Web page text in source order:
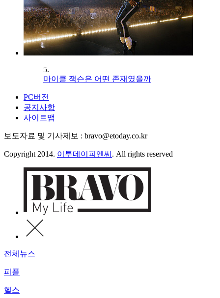
5.
마이클 잭슨은 어떤 존재였을까
PC버전
공지사항
사이트맵
보도자료 및 기사제보 : bravo@etoday.co.kr
Copyright 2014. 이투데이피엔씨 . All rights reserved
전체뉴스
피플
헬스